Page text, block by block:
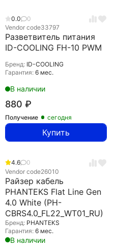
0.0
0
Vendor code33797
Разветвитель питания
ID-COOLING FH-10 PWM
Бренд: ID-COOLING
Гарантия: 6 мес.
В наличии
880 ₽
Получение сегодня
Купить
4.6
0
Vendor code26010
Райзер кабель
PHANTEKS Flat Line Gen
4.0 White (PH-
CBRS4.0_FL22_WT01_RU)
Бренд: PHANTEKS
Гарантия: 6 мес.
В наличии